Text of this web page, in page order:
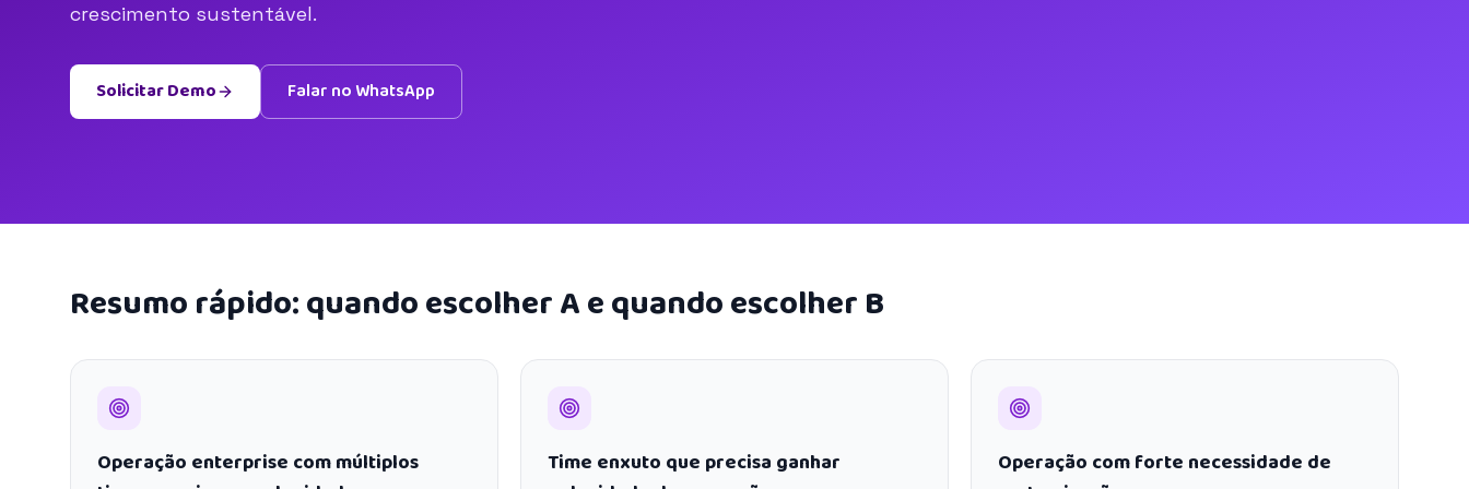
crescimento sustentável.
Solicitar Demo Falar no WhatsApp
Resumo rápido: quando escolher A e quando escolher B
Operação enterprise com múltiplos
Time enxuto que precisa ganhar
Operação com forte necessidade de